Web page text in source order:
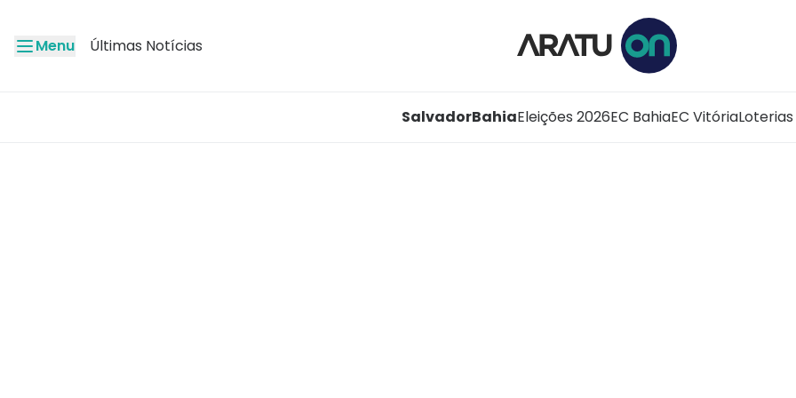
Menu Últimas Notícias
SalvadorBahiaEleições 2026EC BahiaEC VitóriaLoterias